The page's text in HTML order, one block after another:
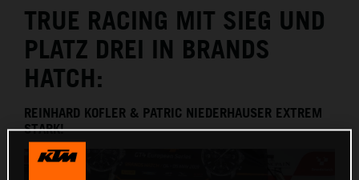
ENGLISH
KTM MOTOHALL
MEDIA
TRUE RACING MIT SIEG UND
PLATZ DREI IN BRANDS
HATCH:
REINHARD KOFLER & PATRIC NIEDERHAUSER EXTREM
STARK!